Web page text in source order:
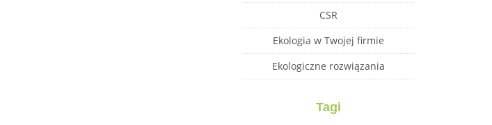
CSR
Ekologia w Twojej firmie
Ekologiczne rozwiązania
Tagi